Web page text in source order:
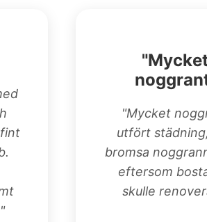
"Mycket
utfört
bromsa
eftersom
skulle